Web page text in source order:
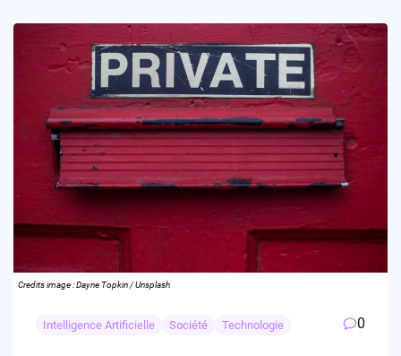
Credits image : Dayne Topkin / Unsplash
Intelligence Artificielle Société Technologie 0